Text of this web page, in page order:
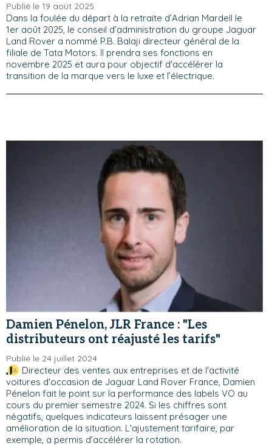
Publié le 19 août 2025
Dans la foulée du départ à la retraite d’Adrian Mardell le
1er août 2025, le conseil d’administration du groupe Jaguar
Land Rover a nommé P.B. Balaji directeur général de la
filiale de Tata Motors. Il prendra ses fonctions en
novembre 2025 et aura pour objectif d'accélérer la
transition de la marque vers le luxe et l’électrique.
Damien Pénelon, JLR France : "Les
distributeurs ont réajusté les tarifs"
Publié le 24 juillet 2024
Directeur des ventes aux entreprises et de l'activité
voitures d'occasion de Jaguar Land Rover France, Damien
Pénelon fait le point sur la performance des labels VO au
cours du premier semestre 2024. Si les chiffres sont
négatifs, quelques indicateurs laissent présager une
amélioration de la situation. L'ajustement tarifaire, par
exemple, a permis d'accélérer la rotation.